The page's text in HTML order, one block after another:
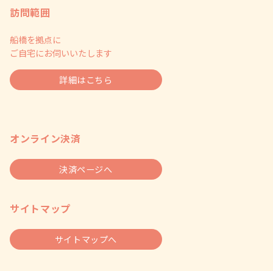
訪問範囲
船橋を拠点に
ご自宅にお伺いいたします
詳細はこちら
オンライン決済
決済ページへ
サイトマップ
サイトマップへ